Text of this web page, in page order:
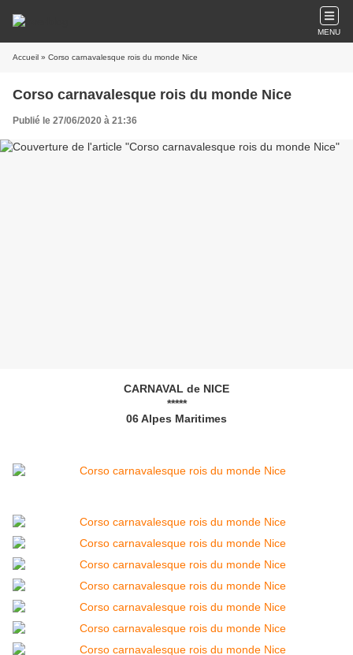
MENU
Accueil » Corso carnavalesque rois du monde Nice
Corso carnavalesque rois du monde Nice
Publié le 27/06/2020 à 21:36
CARNAVAL de NICE
*****
06 Alpes Maritimes